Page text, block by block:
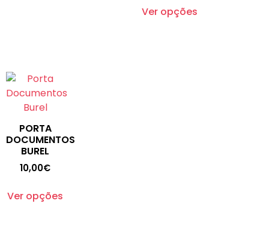
Ver opções
PORTA
DOCUMENTOS
BUREL
10,00€
Ver opções